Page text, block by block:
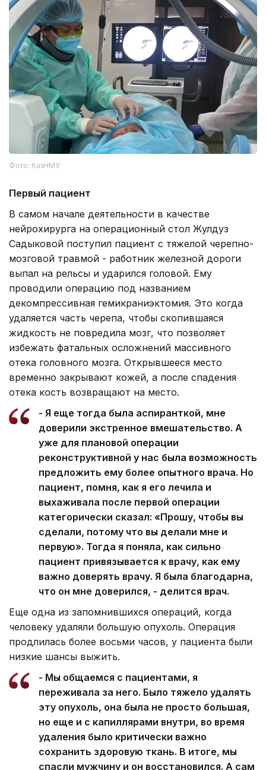
Фото: КазНМУ
Первый пациент
В самом начале деятельности в качестве
нейрохирурга на операционный стол Жулдуз
Садыковой поступил пациент с тяжелой черепно-
мозговой травмой - работник железной дороги
выпал на рельсы и ударился головой. Ему
проводили операцию под названием
декомпрессивная гемикраниэктомия. Это когда
удаляется часть черепа, чтобы скопившаяся
жидкость не повредила мозг, что позволяет
избежать фатальных осложнений массивного
отека головного мозга. Открывшееся место
временно закрывают кожей, а после спадения
отека кость возвращают на место.
- Я еще тогда была аспиранткой, мне
доверили экстренное вмешательство. А
уже для плановой операции
реконструктивной у нас была возможность
предложить ему более опытного врача. Но
пациент, помня, как я его лечила и
выхаживала после первой операции
категорически сказал: «Прошу, чтобы вы
сделали, потому что вы делали мне и
первую». Тогда я поняла, как сильно
пациент привязывается к врачу, как ему
важно доверять врачу. Я была благодарна,
что он мне доверился, - делится врач.
Еще одна из запомнившихся операций, когда
человеку удаляли большую опухоль. Операция
продлилась более восьми часов, у пациента были
низкие шансы выжить.
- Мы общаемся с пациентами, я
переживала за него. Было тяжело удалять
эту опухоль, она была не просто большая,
но еще и с капиллярами внутри, во время
удаления было критически важно
сохранить здоровую ткань. В итоге, мы
спасли мужчину и он восстановился. А сам